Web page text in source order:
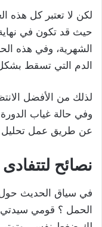
لكن لا تعتبر كل هذه
حيث قد تكون في
الشهرية، وفي هذه
الدم التي تسقط
وفي حالة غياب
عن طريق عمل تحليل
نصائح
في سياق الحديث
الحمل ؟ قومي سيدتي